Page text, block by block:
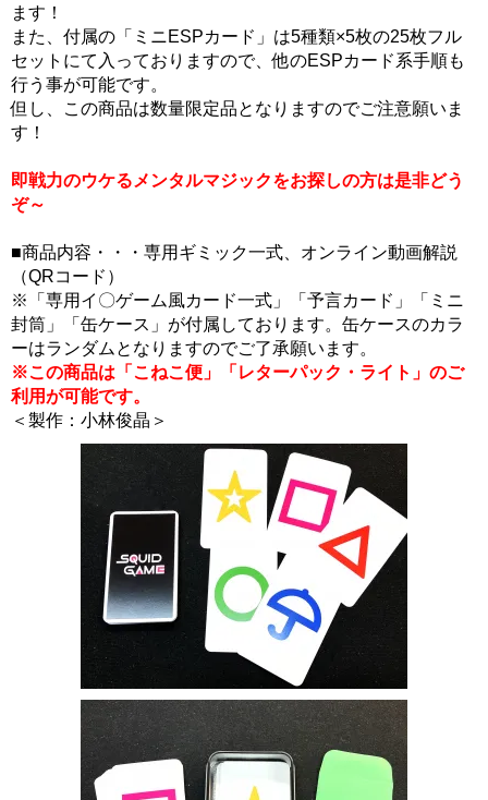
ます！
また、付属の「ミニESPカード」は5種類×5枚の25枚フル
セットにて入っておりますので、他のESPカード系手順も
行う事が可能です。
但し、この商品は数量限定品となりますのでご注意願いま
す！
即戦力のウケるメンタルマジックをお探しの方は是非どう
ぞ～
■商品内容・・・専用ギミック一式、オンライン動画解説
（QRコード）
※「専用イ〇ゲーム風カード一式」「予言カード」「ミニ
封筒」「缶ケース」が付属しております。缶ケースのカラ
ーはランダムとなりますのでご了承願います。
※この商品は「こねこ便」「レターパック・ライト」のご
利用が可能です。
＜製作：小林俊晶＞